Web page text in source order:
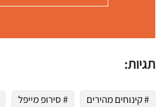
תגיות:
# קינוחים מהירים # סירופ מייפל